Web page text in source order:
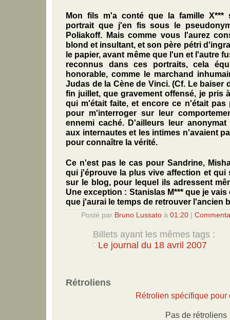
Mon fils m'a conté que la famille X***
portrait que j'en fis sous le
Poliakoff. Mais comme vous l'aurez
blond et insultant, et son père pétri
le papier, avant même que l'un et l'autre
reconnus dans ces portraits, cela
honorable, comme le marchand
Judas de la Cène de Vinci. (Cf. Le baiser
fin juillet, que gravement offensé, je pris
qui m'était faite, et encore ce n'était
pour m'interroger sur leur
ennemi caché. D'ailleurs leur
aux internautes et les intimes n'avaient
pour connaître la vérité.
Ce n'est pas le cas pour Sandrine,
qui j'éprouve la plus vive affection et qui
sur le blog, pour lequel ils adressent
Une exception : Stanislas M*** que je
que j'aurai le temps de retrouver l'ancien
Posté par Bruno Lussatoà 01:20|
Billets ayant les mêmes tags :
Le journal du 18 avril 2007
Rétroliens
Rétrolien spécifique pour
Pas de rétroliens